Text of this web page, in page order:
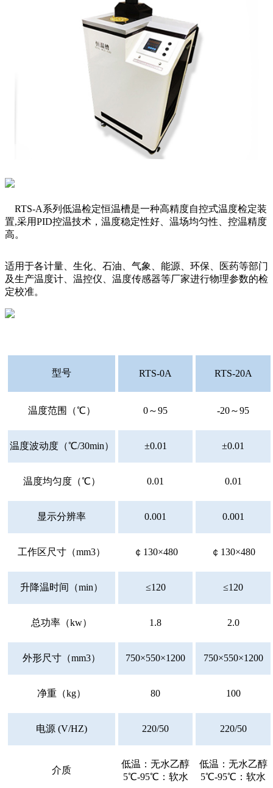
RTS-A系列低温检定恒温槽是一种高精度自控式温度检定装
置,采用PID控温技术，温度稳定性好、温场均匀性、控温精度
高。
适用于各计量、生化、石油、气象、能源、环保、医药等部门
及生产温度计、温控仪、温度传感器等厂家进行物理参数的检
定校准。
型号 RTS-0A RTS-20A
温度范围（℃） 0～95 -20～95
温度波动度（℃/30min） ±0.01 ±0.01
温度均匀度（℃） 0.01 0.01
显示分辨率 0.001 0.001
工作区尺寸（mm3） ￠130×480 ￠130×480
升降温时间（min） ≤120 ≤120
总功率（kw） 1.8 2.0
外形尺寸（mm3） 750×550×1200 750×550×1200
净重（kg） 80 100
电源 (V/HZ) 220/50 220/50
介质
低温：无水乙醇
5℃-95℃：软水
低温：无水乙醇
5℃-95℃：软水